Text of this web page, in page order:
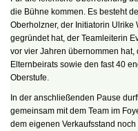
die Bühne kommen. Es besteht
Oberholzner, der Initiatorin Ulrike
gegründet hat, der Teamleiterin
vor vier Jahren übernommen
Elternbeirats sowie den fast 40
Oberstufe.
In der anschließenden Pause
gemeinsam mit dem Team im
dem eigenen Verkaufsstand